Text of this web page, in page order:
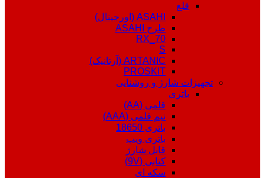
قلع
ASAHI (اورجینال)
طرح ASAHI
RX_70
S
ARTANIC (آرتانیک)
PROSKIT
تجهیزات شارژ و روشنایی
باتری
قلمی (AA)
نیم قلمی (AAA)
باتری 18650
باتری ویپ
قابل شارژ
کتابی (9V)
سکه ای